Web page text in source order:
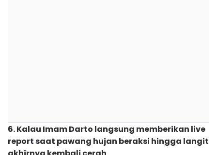
6. Kalau Imam Darto langsung memberikan live
report saat pawang hujan beraksi hingga langit